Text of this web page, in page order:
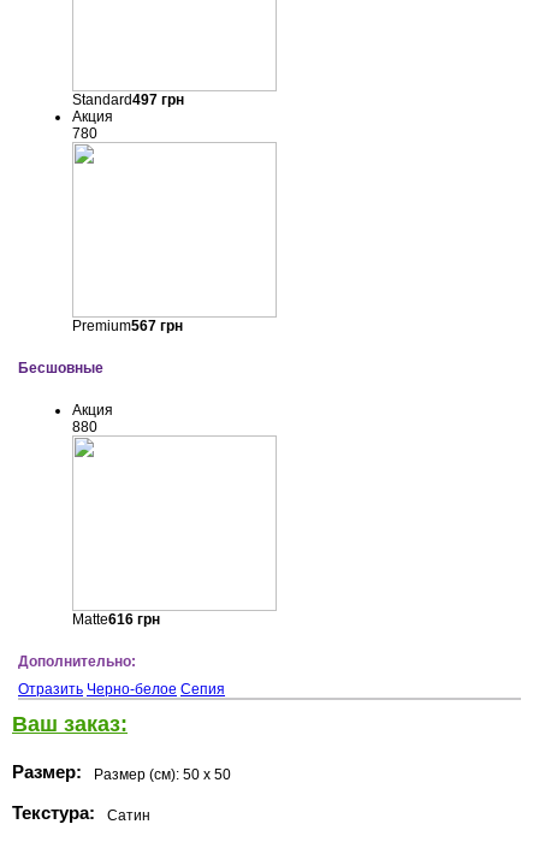
Standard497грн
Акция
780
Premium567грн
Бесшовные
Акция
880
Matte616грн
Дополнительно:
Отразить Черно-белое Сепия
Ваш заказ:
Размер: Размер (см): 50 x 50
Текстура: Сатин